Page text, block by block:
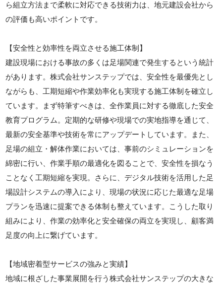
ら組立方法まで柔軟に対応できる技術力は、地元建設会社から
の評価も高いポイントです。
【安全性と効率性を両立させる施工体制】
建設現場における事故の多くは足場関連で発生するという統計
があります。株式会社サンステップでは、安全性を最優先とし
ながらも、工期短縮や作業効率化も実現する施工体制を確立し
ています。まず特筆すべきは、全作業員に対する徹底した安全
教育プログラム。定期的な研修や現場での実地指導を通じて、
最新の安全基準や技術を常にアップデートしています。また、
足場の組立・解体作業においては、事前のシミュレーションを
綿密に行い、作業手順の最適化を図ることで、安全性を損なう
ことなく工期短縮を実現。さらに、デジタル技術を活用した足
場設計システムの導入により、現場の状況に応じた最適な足場
プランを迅速に提案できる体制も整えています。こうした取り
組みにより、作業の効率化と安全確保の両立を実現し、顧客満
足度の向上に繋げています。
【地域密着型サービスの強みと実績】
地域に根ざした事業展開を行う株式会社サンステップの大きな